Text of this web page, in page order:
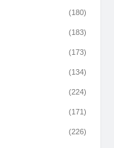
(180)
(183)
(173)
(134)
(224)
(171)
(226)